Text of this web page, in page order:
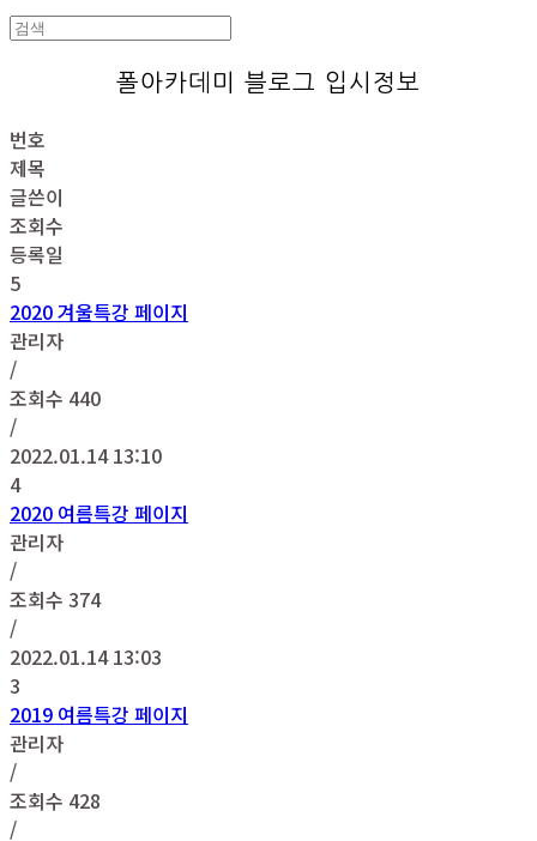
폴아카데미 블로그 입시정보
번호
제목
글쓴이
조회수
등록일
5
2020 겨울특강 페이지
관리자
/
조회수 440
/
2022.01.14 13:10
4
2020 여름특강 페이지
관리자
/
조회수 374
/
2022.01.14 13:03
3
2019 여름특강 페이지
관리자
/
조회수 428
/